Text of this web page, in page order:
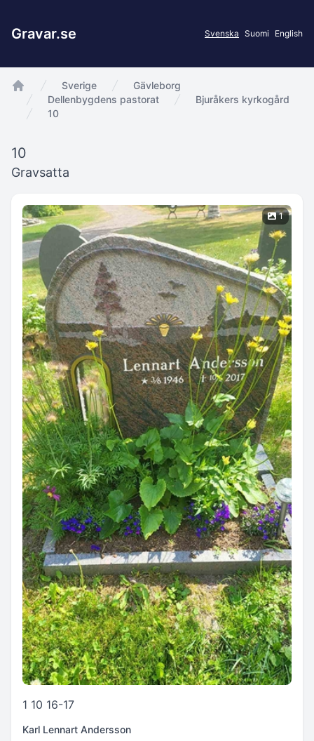
Gravar.se Svenska Suomi English
app.Start
Sverige
Gävleborg
Dellenbygdens pastorat
Bjuråkers kyrkogård
10
10
Gravsatta
1
1 10 16-17
Karl Lennart Andersson